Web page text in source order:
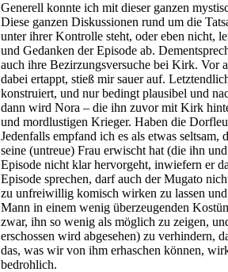
Generell konnte ich mit dieser ganzen
Diese ganzen Diskussionen rund um die
unter ihrer Kontrolle steht, oder eben nicht,
und Gedanken der Episode ab.
auch ihre Bezirzungsversuche bei Kirk. Vor
dabei ertappt, stieß mir sauer auf.
konstruiert, und nur bedingt plausibel und
dann wird Nora – die ihn zuvor mit Kirk
und mordlustigen Krieger. Haben die
Jedenfalls empfand ich es als etwas seltsam,
seine (untreue) Frau erwischt hat (die ihn
Episode nicht klar hervorgeht, inwiefern er
Episode sprechen, darf auch der Mugato
zu unfreiwillig komisch wirken zu lassen
Mann in einem wenig überzeugenden
zwar, ihn so wenig als möglich zu zeigen,
erschossen wird abgesehen) zu verhindern,
das, was wir von ihm erhaschen können,
bedrohlich.